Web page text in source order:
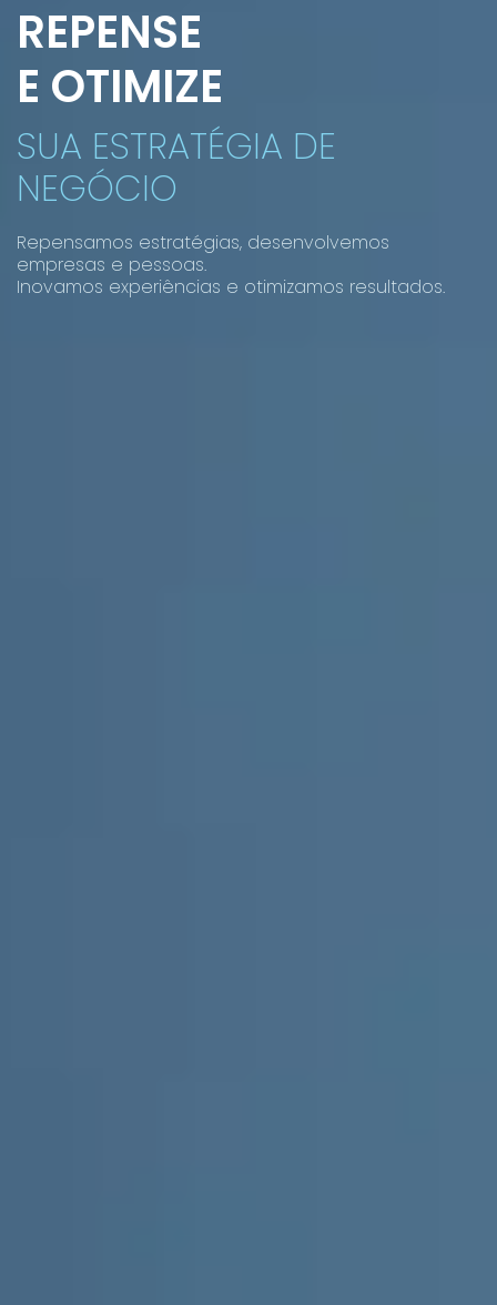
REPENSE
E OTIMIZE
SUA ESTRATÉGIA DE
NEGÓCIO
Repensamos estratégias, desenvolvemos
empresas e pessoas.
Inovamos experiências e otimizamos resultados.